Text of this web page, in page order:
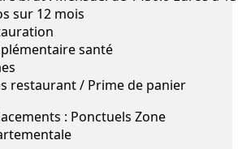
sur 12 mois
santé
restaurant / Prime de panier
: Ponctuels Zone